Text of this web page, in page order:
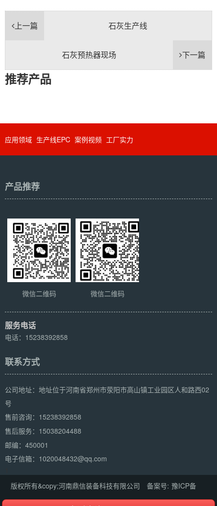
上一篇 石灰生产线
下一篇
石灰预热器现场
推荐产品
应用领域 生产线EPC 案例视频 工厂实力
产品推荐
微信二维码 微信二维码
服务电话
电话：15238392858
联系方式
公司地址：地址位于河南省郑州市荥阳市高山镇工业园区人和路西02
号
售前咨询： 15238392858
售后服务： 15038204488
邮编：450001
电子信箱：1020048432@qq.com
版权所有&copy;河南鼎信装备科技有限公司 备案号: 豫ICP备